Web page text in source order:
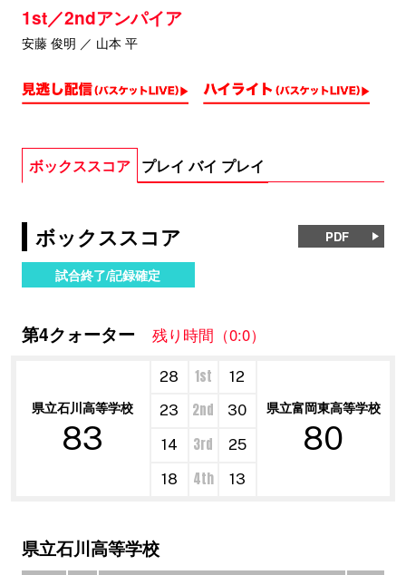
1st／2ndアンパイア
安藤 俊明 ／ 山本 平
ボックススコア プレイ バイ プレイ
ボックススコア PDF
試合終了/記録確定
第4クォーター 残り時間（0:0）
県立石川高等学校
83
28 1st
12
県立富岡東高等学校
80
23 2nd
30
14
3rd
25
18
4th 13
県立石川高等学校